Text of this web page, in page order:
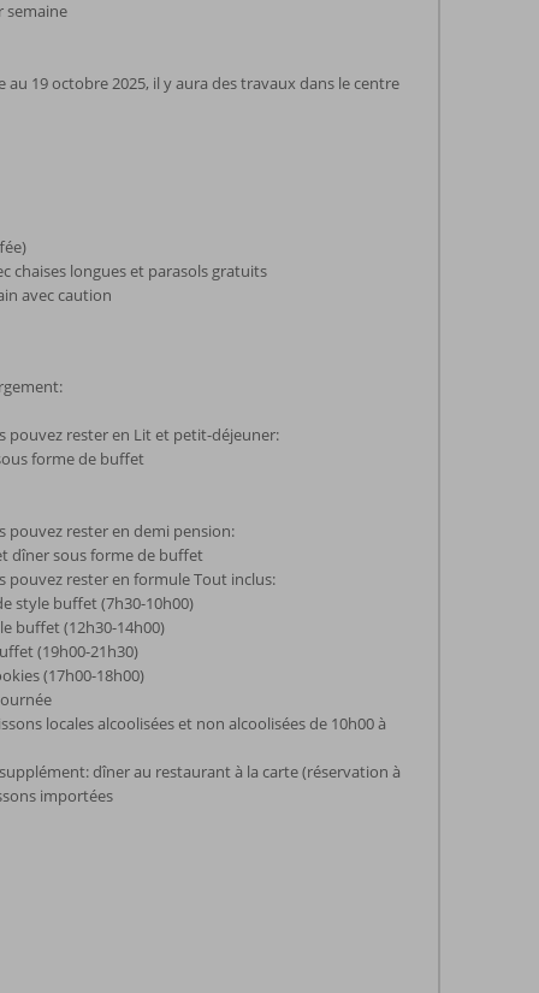
semaine
au 19 octobre 2025, il y aura des travaux dans le centre
chaises longues et parasols gratuits
avec caution
pouvez rester en Lit et petit-déjeuner:
forme de buffet
pouvez rester en demi pension:
dîner sous forme de buffet
pouvez rester en formule Tout inclus:
style buffet (7h30-10h00)
buffet (12h30-14h00)
(19h00-21h30)
(17h00-18h00)
locales alcoolisées et non alcoolisées de 10h00 à
dîner au restaurant à la carte (réservation à
importées